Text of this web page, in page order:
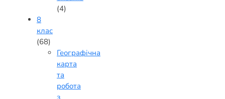
(4)
8
клас
(68)
Географічна
карта
та
робота
з